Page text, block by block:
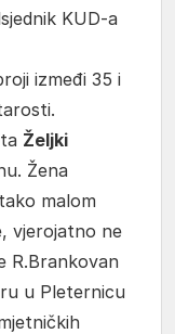
KUD-a
izmeđi 35 i
Željki
Žena
malom
vjerojatno ne
R.Brankovan
u Pleternicu